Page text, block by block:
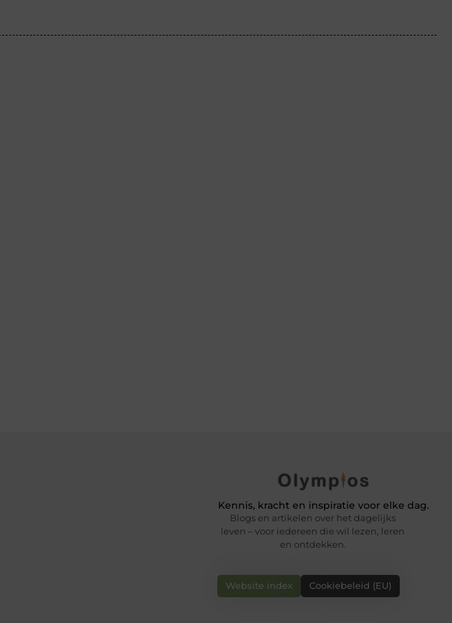
Kennis, kracht en inspiratie voor elke dag.
Blogs en artikelen over het dagelijks
leven – voor iedereen die wil lezen, leren
en ontdekken.
Website index Cookiebeleid (EU)